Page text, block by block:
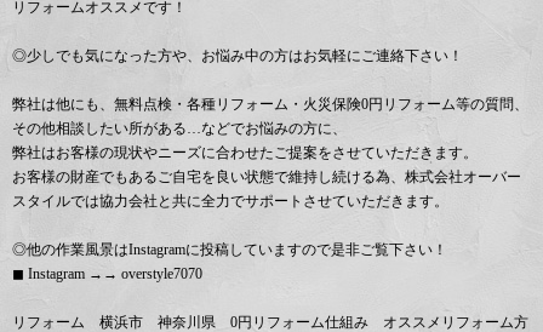
リフォームオススメです！
◎少しでも気になった方や、お悩み中の方はお気軽にご連絡下さい！
弊社は他にも、無料点検・各種リフォーム・火災保険0円リフォーム等の質問、
その他相談したい所がある…などでお悩みの方に、
弊社はお客様の現状やニーズに合わせたご提案をさせていただきます。
お客様の財産でもあるご自宅を良い状態で維持し続ける為、株式会社オーバー
スタイルでは協力会社と共に全力でサポートさせていただきます。
◎他の作業風景はInstagramに投稿していますので是非ご覧下さい！
◼︎ Instagram →→ overstyle7070
リフォーム 横浜市 神奈川県 0円リフォーム仕組み オススメリフォーム方